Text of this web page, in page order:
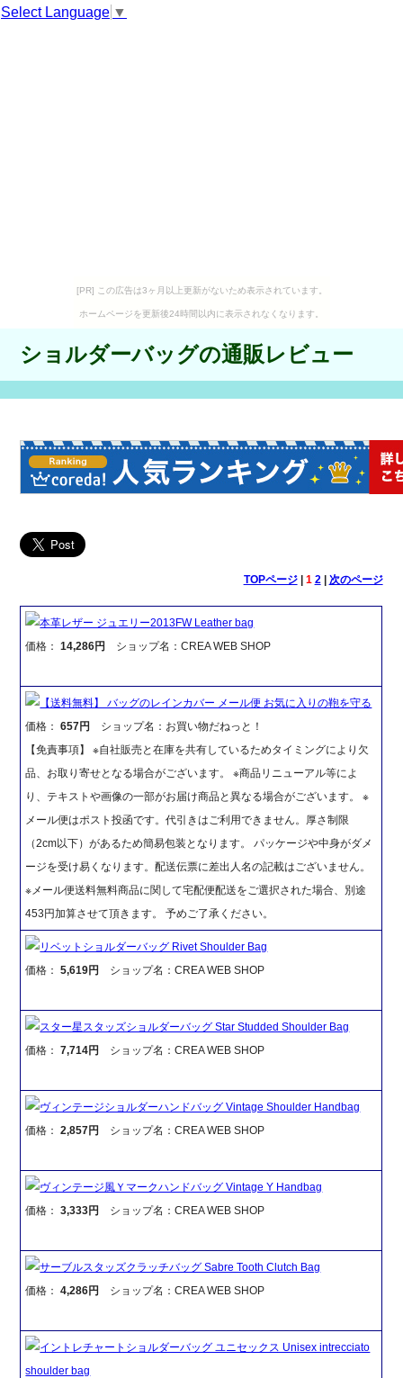
Select Language ▼
[PR] この広告は3ヶ月以上更新がないため表示されています。
ホームページを更新後24時間以内に表示されなくなります。
ショルダーバッグの通販レビュー
TOPページ| 1 2| 次のページ
本革レザー ジュエリー2013FW Leather bag
価格：14,286円 ショップ名：CREA WEB SHOP
【送料無料】 バッグのレインカバー メール便 お気に入りの鞄を守る
価格：657円
ショップ名：お買い物だねっと！
【免責事項】 ※自社販売と在庫を共有しているためタイミングにより欠
品、お取り寄せとなる場合がございます。 ※商品リニューアル等によ
り、テキストや画像の一部がお届け商品と異なる場合がございます。 ※
メール便はポスト投函です。代引きはご利用できません。厚さ制限
（2cm以下）があるため簡易包装となります。 パッケージや中身がダメ
ージを受け易くなります。配送伝票に差出人名の記載はございません。
※メール便送料無料商品に関して宅配便配送をご選択された場合、別途
453円加算させて頂きます。 予めご了承ください。
リベットショルダーバッグ Rivet Shoulder Bag
価格：5,619円 ショップ名：CREA WEB SHOP
スター星スタッズショルダーバッグ Star Studded Shoulder Bag
価格：7,714円 ショップ名：CREA WEB SHOP
ヴィンテージショルダーハンドバッグ Vintage Shoulder Handbag
価格：2,857円 ショップ名：CREA WEB SHOP
ヴィンテージ風Ｙマークハンドバッグ Vintage Y Handbag
価格：3,333円 ショップ名：CREA WEB SHOP
サーブルスタッズクラッチバッグ Sabre Tooth Clutch Bag
価格：4,286円 ショップ名：CREA WEB SHOP
イントレチャートショルダーバッグ ユニセックス Unisex intrecciato
shoulder bag